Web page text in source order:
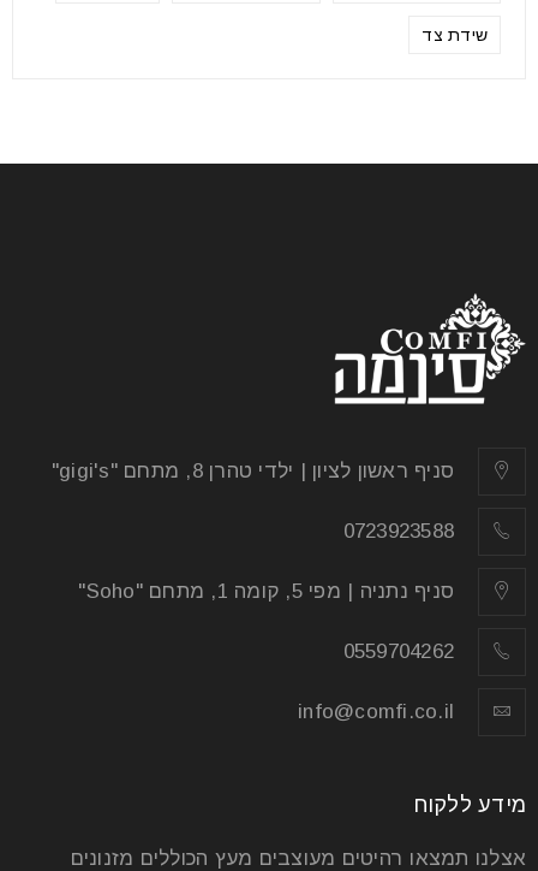
שידת צד
סניף ראשון לציון | ילדי טהרן 8, מתחם "gigi's"
0723923588
סניף נתניה | מפי 5, קומה 1, מתחם "Soho"
0559704262
info@comfi.co.il
מידע ללקוח
אצלנו תמצאו רהיטים מעוצבים מעץ הכוללים מזנונים